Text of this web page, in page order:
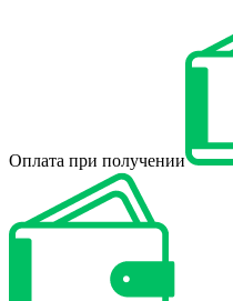
Оплата при получении